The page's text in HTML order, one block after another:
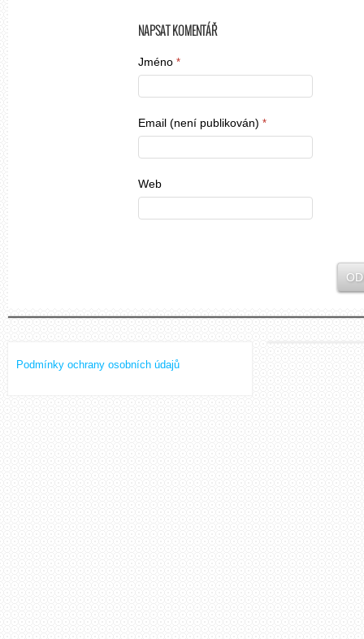
NAPSAT KOMENTÁŘ
Jméno *
Email (není publikován) *
Web
Podmínky ochrany osobních údajů